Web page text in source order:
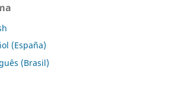
(España)
(Brasil)